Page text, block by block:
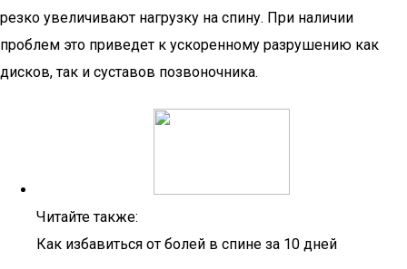
резко увеличивают нагрузку на спину. При наличии
проблем это приведет к ускоренному разрушению как
дисков, так и суставов позвоночника.
Читайте также:
Как избавиться от болей в спине за 10 дней